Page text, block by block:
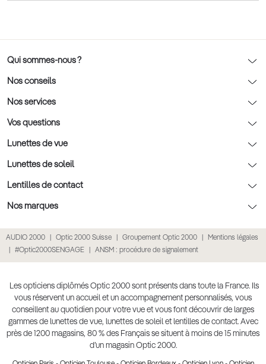
Qui sommes-nous ?
Notre charte déontologique
AFNOR Certification
Rendez-vous prévision
Nos conseils
Nos conseils lunettes
Nos conseils lentilles
Nos conseils enfants
Nos conseils santé visuelle
Tout savoir sur nos verres
Nos services
Optic 2000 à domicile
Le contrôle de la vue chez votre opticien
L'entretien de votre équipement
La prise de rendez-vous en ligne
Point expert basse vision
Click & collect : Livraison gratuite en magasin
Accessibilité
Vos questions
Politique cookies
Conditions des offres
Politique de confidentialité des données
Retours et remboursements
Lunettes de vue
Lunettes de vue
Lunettes de vue homme
Lunettes de vue femme
Lunettes de vue Ray-Ban
Lunettes de vue Gucci
Lunettes de vue Chloé
Lunettes de vue Burberry
Lunettes de soleil
Lunettes de soleil
Lunettes de soleil homme
Lunettes de soleil enfant
Lunettes de soleil Ray-Ban
Lunettes de soleil Prada
Lunettes de soleil Gucci
Soldes Ete 2025
Lentilles de contact
Lentilles de contact
Lentille de nuit
Lentilles journalières
Produit lentilles
Nos marques
Lunettes Prada
Lunettes Guess
Lunettes Chloé
Lunettes Versace
AUDIO 2000 Optic 2000 Suisse Groupement Optic 2000
Mentions légales
#Optic2000SENGAGE
ANSM : procédure de signalement
Les opticiens diplômés Optic 2000 sont présents dans toute la France. Ils
vous réservent un accueil et un accompagnement personnalisés, vous
conseillent au quotidien pour votre vue et vous font découvrir de larges
gammes de lunettes de vue, lunettes de soleil et lentilles de contact. Avec
près de 1200 magasins, 80 % des Français se situent à moins de 15 minutes
d’un magasin Optic 2000.